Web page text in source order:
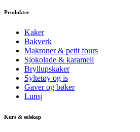
Produkter
Kaker
Bakverk
Makroner & petit fours
Sjokolade & karamell
Bryllupskaker
Syltetøy og is
Gaver og bøker
Lunsj
Kurs & selskap